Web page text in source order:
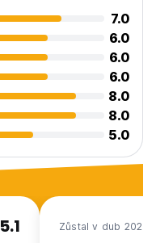
7.0
6.0
6.0
6.0
8.0
8.0
5.0
5.1 Zůstal v dub 2024